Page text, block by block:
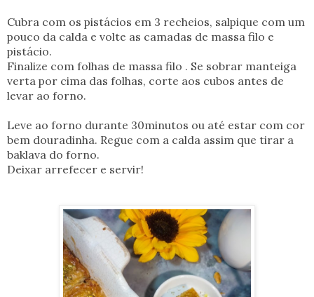
Cubra com os pistácios em 3 recheios, salpique com um
pouco da calda e volte as camadas de massa filo e
pistácio.
Finalize com folhas de massa filo . Se sobrar manteiga
verta por cima das folhas, corte aos cubos antes de
levar ao forno.
Leve ao forno durante 30minutos ou até estar com cor
bem douradinha. Regue com a calda assim que tirar a
baklava do forno.
Deixar arrefecer e servir!